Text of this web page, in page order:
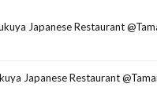
Japanese Restaurant
Japanese Restaurant